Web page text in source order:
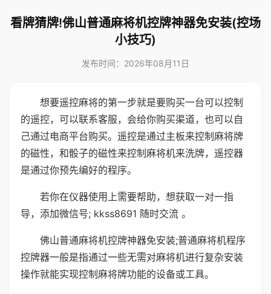
看牌猜牌!佛山普通麻将机控牌神器免安装(控场
小技巧)
发布时间：2026年08月11日
想要遥控麻将的第一步就是要购买一台可以控制
的遥控，可以联系客服，会给你购买渠道，也可以自
己通过电商平台购买。遥控是通过主板来控制麻将牌
的磁性，和骰子的磁性来控制麻将机来洗牌，遥控器
是通过你预先编好的程序。
若你在仪器使用上需要帮助，想获取一对一指
导，添加微信号; kkss8691 随时交流 。
佛山普通麻将机控牌神器免安装;普通麻将机程序
控牌器一般是指通过一些无需对麻将机进行复杂安装
操作就能实现控制麻将牌功能的设备或工具。